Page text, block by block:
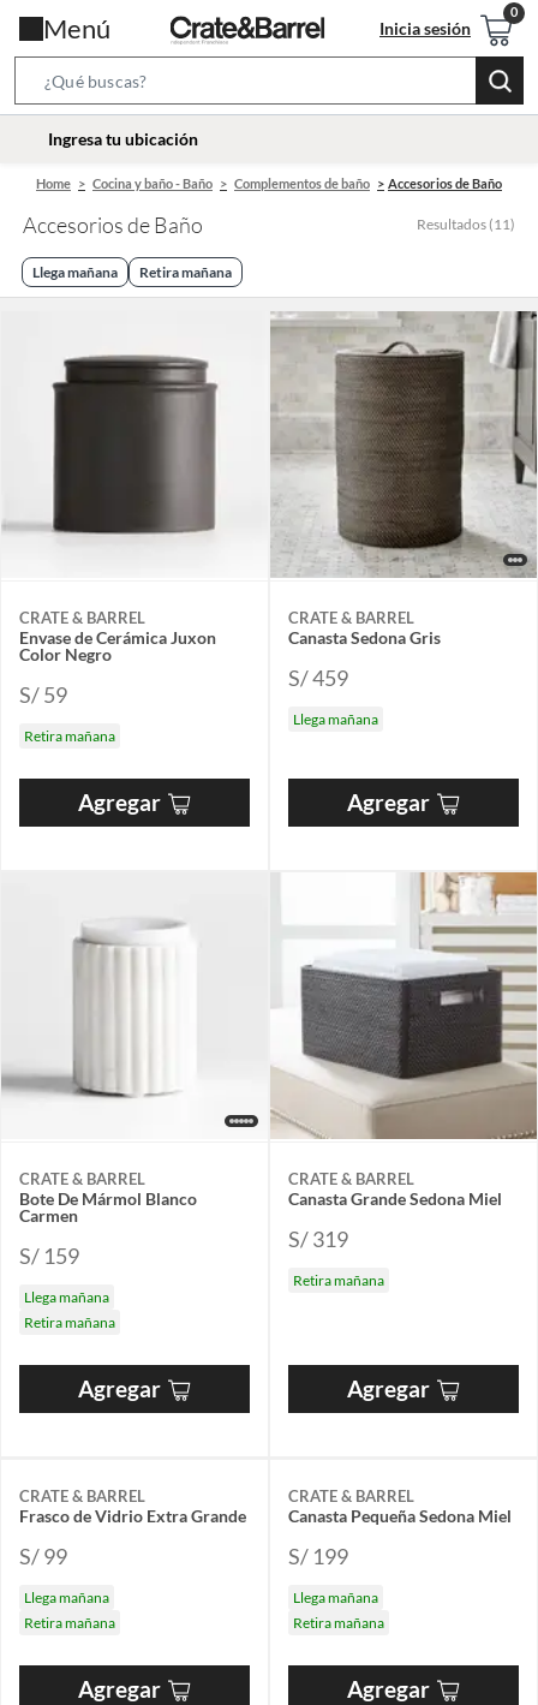
Menú Inicia sesión
Bar
location-
Ingresa tu ubicación
Home Cocina y baño - Baño Complementos de baño Accesorios de Baño
Accesorios de Baño Resultados (11)
Llega mañana Retira mañana
CRATE & BARREL
Envase de Cerámica Juxon
Color Negro
S/ 59
Retira mañana
Agregar
CRATE & BARREL
Canasta Sedona Gris
S/ 459
Llega mañana
Agregar
CRATE & BARREL
Bote De Mármol Blanco
Carmen
S/ 159
Llega mañana
Retira mañana
Agregar
CRATE & BARREL
Canasta Grande Sedona Miel
S/ 319
Retira mañana
Agregar
CRATE & BARREL
Frasco de Vidrio Extra Grande
S/ 99
Llega mañana
Retira mañana
Agregar
CRATE & BARREL
Canasta Pequeña Sedona Miel
S/ 199
Llega mañana
Retira mañana
Agregar